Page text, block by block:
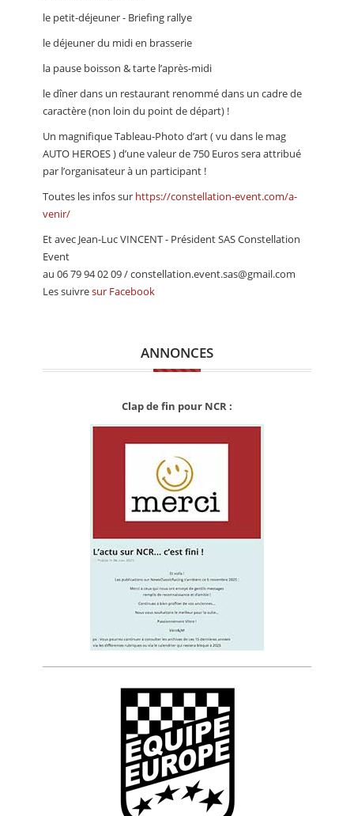
le petit-déjeuner - Briefing rallye
le déjeuner du midi en brasserie
la pause boisson & tarte l’après-midi
le dîner dans un restaurant renommé dans un cadre de
caractère (non loin du point de départ) !
Un magnifique Tableau-Photo d’art ( vu dans le mag
AUTO HEROES ) d’une valeur de 750 Euros sera attribué
par l’organisateur à un participant !
Toutes les infos sur https://constellation-event.com/a-
venir/
Et avec Jean-Luc VINCENT - Président SAS Constellation
Event
au 06 79 94 02 09 / constellation.event.sas@gmail.com
Les suivresur Facebook
ANNONCES
Clap de fin pour NCR :